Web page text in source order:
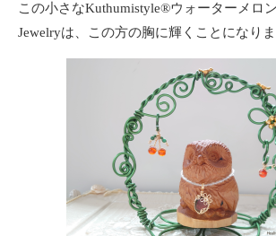
この小さなKuthumistyle®️ウォーターメロ
Jewelryは、この方の胸に輝くことになり